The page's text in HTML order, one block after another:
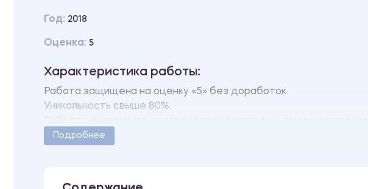
Год: 2018
Оценка: 5
Характеристика работы:
Работа защищена на оценку «5» без доработок.
Уникальность свыше 80%.
Количество страниц - 36.
Подробнее